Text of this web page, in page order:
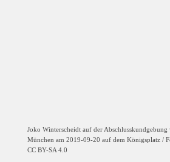
Joko Winterscheidt auf der
München am 2019-09-20 auf dem Königsplatz /
CC BY-SA 4.0